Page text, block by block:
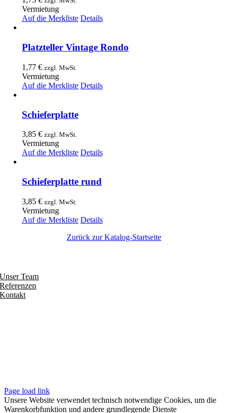
Vermietung
Auf die Merkliste Details
Platzteller Vintage Rondo
1,77 € zzgl. MwSt.
Vermietung
Auf die Merkliste Details
Schieferplatte
3,85 € zzgl. MwSt.
Vermietung
Auf die Merkliste Details
Schieferplatte rund
3,85 € zzgl. MwSt.
Vermietung
Auf die Merkliste Details
Zurück zur Katalog-Startseite
Unser Team
Referenzen
Kontakt
Page load link
Unsere Website verwendet technisch notwendige Cookies, um die
Warenkorbfunktion und andere grundlegende Dienste